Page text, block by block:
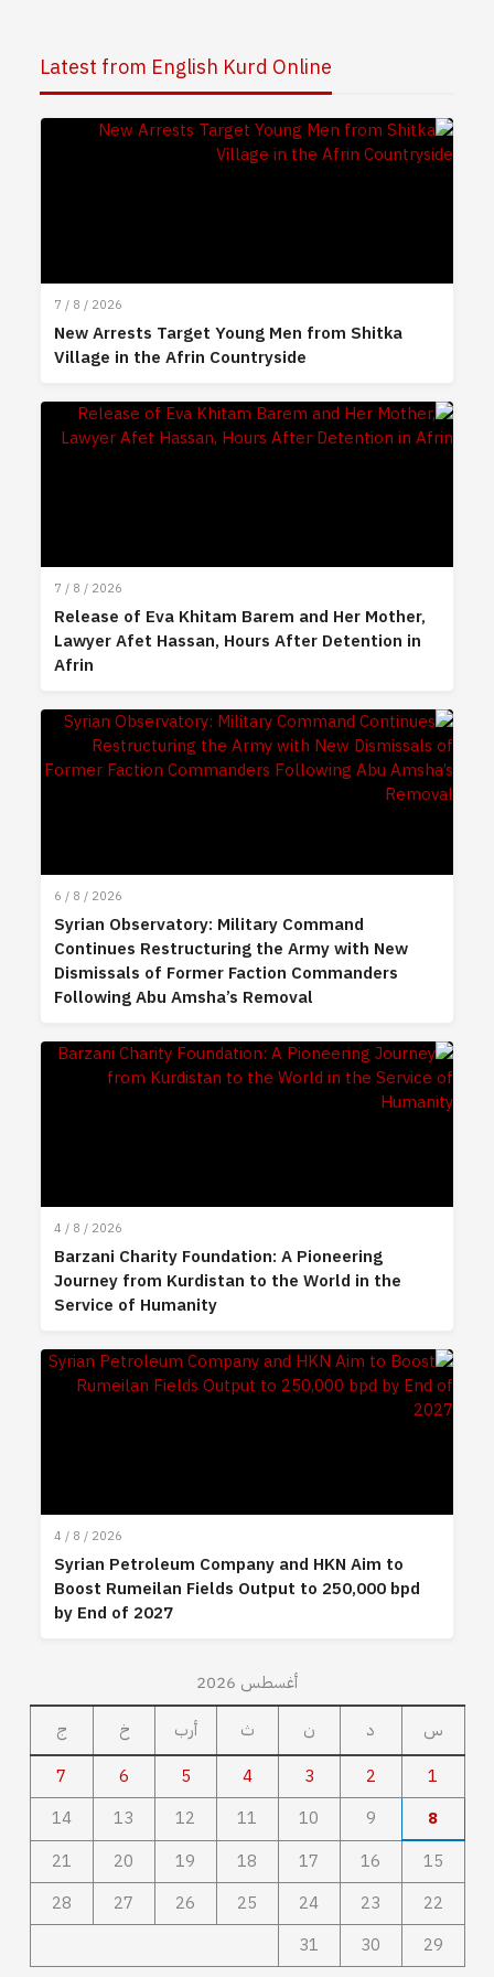
Latest from English Kurd Online
7 / 8 / 2026
New Arrests Target Young Men from Shitka
Village in the Afrin Countryside
7 / 8 / 2026
Release of Eva Khitam Barem and Her Mother,
Lawyer Afet Hassan, Hours After Detention in
Afrin
6 / 8 / 2026
Syrian Observatory: Military Command
Continues Restructuring the Army with New
Dismissals of Former Faction Commanders
Following Abu Amsha’s Removal
4 / 8 / 2026
Barzani Charity Foundation: A Pioneering
Journey from Kurdistan to the World in the
Service of Humanity
4 / 8 / 2026
Syrian Petroleum Company and HKN Aim to
Boost Rumeilan Fields Output to 250,000 bpd
by End of 2027
أغسطس 2026
س
د ن ث أرب خ
ج
1
2
3
4
5
6
7
8
9
10
11
12
13
14
15
16
17
18
19
20
21
22
23
24
25
26
27
28
29
30
31